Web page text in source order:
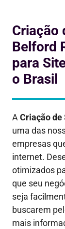
Criação
Belford
para
o Brasil
ACriação de
uma das
empresas
internet.
otimizados
que seu
seja
buscarem
mais